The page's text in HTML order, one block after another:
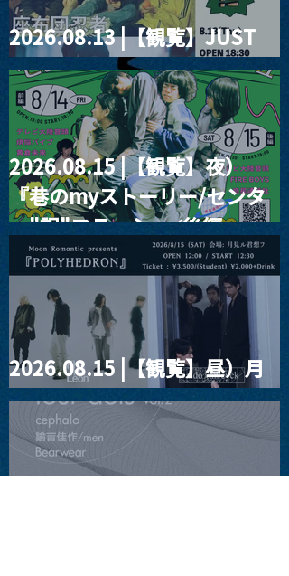
2026.08.13 |【観覧】JUST
RIGHT!! vol.26
2026.08.15 |【観覧】夜）
『巷のmyストーリー/センタ
ー"訳"フラッシュ⚡️後編』
2026.08.15 |【観覧】昼）月
見ルpre.『POLYHEDRON』